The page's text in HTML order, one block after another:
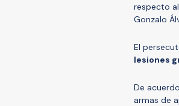
respecto
Gonzalo
El
lesiones
De
armas de